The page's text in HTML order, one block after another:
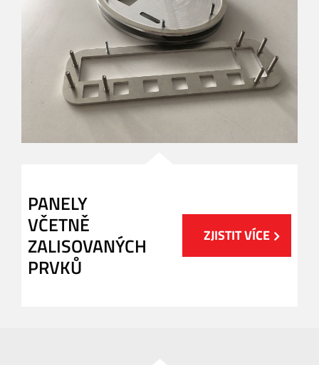
PANELY
VČETNĚ
ZALISOVANÝCH
PRVKŮ
ZJISTIT VÍCE